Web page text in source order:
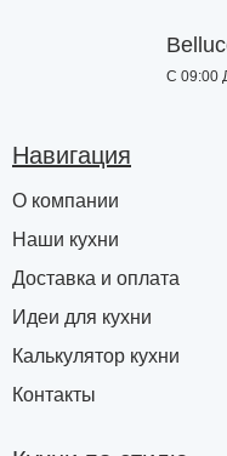
С 09:00
Навигация
О компании
Наши кухни
Доставка и оплата
Идеи для кухни
Калькулятор кухни
Контакты